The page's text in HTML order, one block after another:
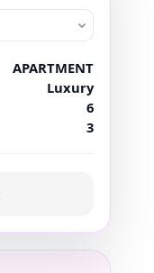
APARTMENT
Luxury
6
3